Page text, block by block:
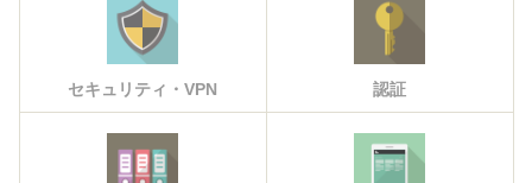
セキュリティ・VPN 認証